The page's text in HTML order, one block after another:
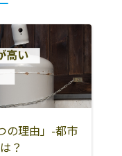
南巨摩郡身延町
大月市
の理由」-都市
？